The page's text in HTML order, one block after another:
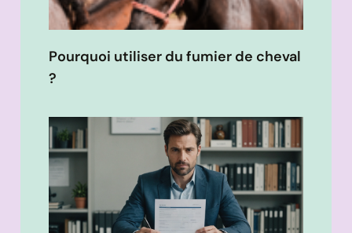
Pourquoi utiliser du fumier de cheval
?